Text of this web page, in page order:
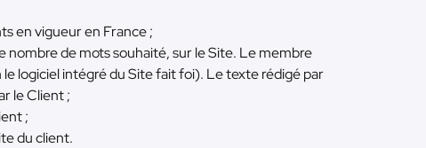
en vigueur en France ;
nombre de mots souhaité, sur le Site. Le membre
logiciel intégré du Site fait foi). Le texte rédigé par
le Client ;
;
du client.